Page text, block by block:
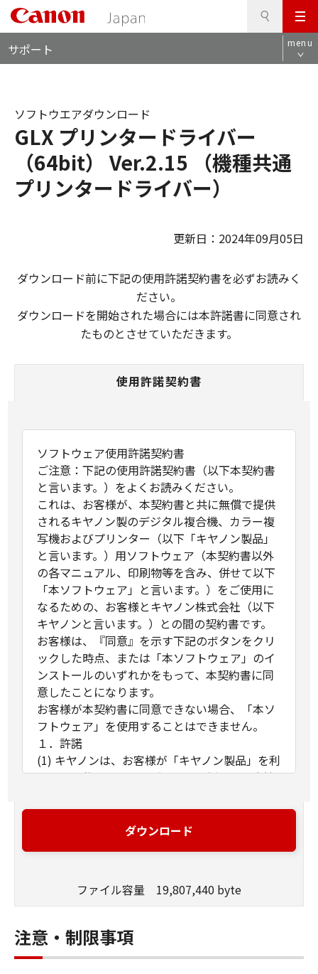
メ
ニ
ュ
サポート menu
GLX プリンタードライバー
（64bit） Ver.2.15 （機種共通
プリンタードライバー）
ソフトウエアダウンロード
更新日：2024年09月05日
ダウンロード前に下記の使用許諾契約書を必ずお読みく
ださい。
ダウンロードを開始された場合には本許諾書に同意され
たものとさせていただきます。
使用許諾契約書
ソフトウェア使用許諾契約書
ご注意：下記の使用許諾契約書（以下本契約書
と言います。）をよくお読みください。
これは、お客様が、本契約書と共に無償で提供
されるキヤノン製のデジタル複合機、カラー複
写機およびプリンター（以下「キヤノン製品」
と言います。）用ソフトウェア（本契約書以外
の各マニュアル、印刷物等を含み、併せて以下
「本ソフトウェア」と言います。）をご使用に
なるための、お客様とキヤノン株式会社（以下
キヤノンと言います。）との間の契約書です。
お客様は、『同意』を示す下記のボタンをクリ
ックした時点、または「本ソフトウェア」のイ
ンストールのいずれかをもって、本契約書に同
意したことになります。
お客様が本契約書に同意できない場合、「本ソ
フトウェア」を使用することはできません。
１．許諾
(1) キヤノンは、お客様が「キヤノン製品」を利
用する目的のために、「キヤノン製品」に直接
ンピューター（以下「指定機器」と言いま
す。）において、「本ソフトウェア」を使用
ること、アクセスすること、もしくは実行する
の非独占的権利をお客様に対して許諾します。
お客様は、また「指定機器」にネットワークを
通じて接続されたコンピューター上で、かかる
ダウンロード
ファイル容量 19,807,440 byte
注意・制限事項